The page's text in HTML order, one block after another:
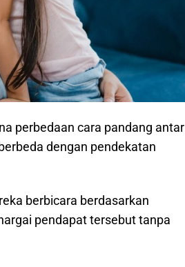
perbedaan cara pandang antar
dengan pendekatan
berbicara berdasarkan
pendapat tersebut tanpa